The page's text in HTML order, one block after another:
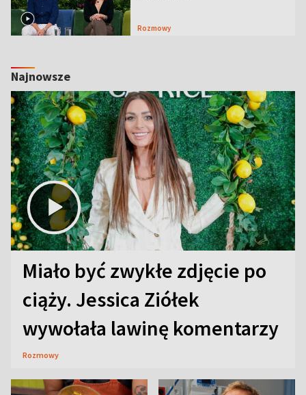
Rozmowy
Najnowsze
Miało być zwykłe zdjęcie po
ciąży. Jessica Ziółek
wywołała lawinę komentarzy
Rozmowy